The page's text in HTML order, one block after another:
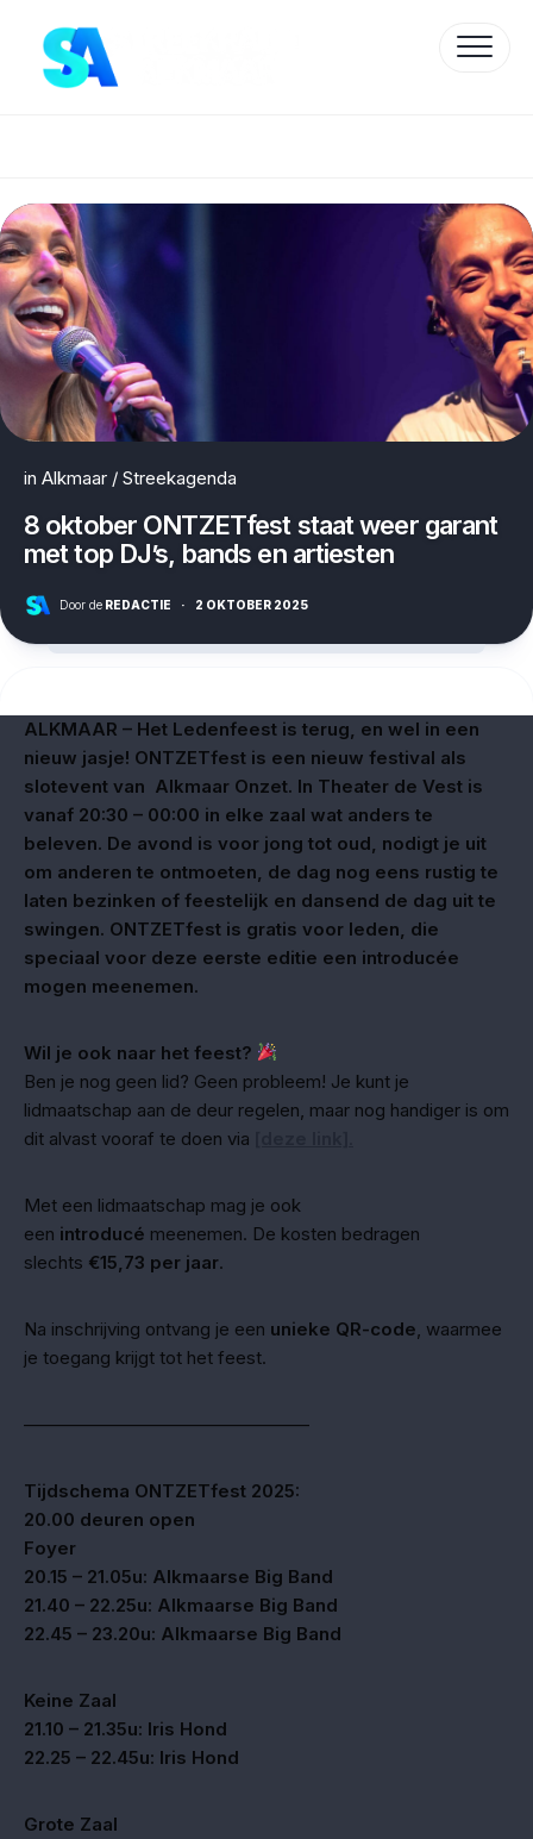
content
in Alkmaar / Streekagenda
8 oktober ONTZETfest staat weer garant
met top DJ’s, bands en artiesten
Door de REDACTIE · 2 OKTOBER 2025
ALKMAAR – Het Ledenfeest is terug, en wel in een
nieuw jasje! ONTZETfest is een nieuw festival als
slotevent van Alkmaar Onzet. In Theater de Vest is
vanaf 20:30 – 00:00 in elke zaal wat anders te
beleven. De avond is voor jong tot oud, nodigt je uit
om anderen te ontmoeten, de dag nog eens rustig te
laten bezinken of feestelijk en dansend de dag uit te
swingen. ONTZETfest is gratis voor leden, die
speciaal voor deze eerste editie een introducée
mogen meenemen.
Wil je ook naar het feest?
Ben je nog geen lid? Geen probleem! Je kunt je
lidmaatschap aan de deur regelen, maar nog handiger is om
dit alvast vooraf te doen via
Met een lidmaatschap mag je ook
een introducé meenemen. De kosten bedragen
slechts €15,73 per jaar.
Na inschrijving ontvang je een unieke QR-code, waarmee
je toegang krijgt tot het feest.
————————————————
Tijdschema ONTZETfest 2025:
20.00 deuren open
Foyer
20.15 – 21.05u: Alkmaarse Big Band
21.40 – 22.25u: Alkmaarse Big Band
22.45 – 23.20u: Alkmaarse Big Band
Keine Zaal
21.10 – 21.35u: Iris Hond
22.25 – 22.45u: Iris Hond
Grote Zaal